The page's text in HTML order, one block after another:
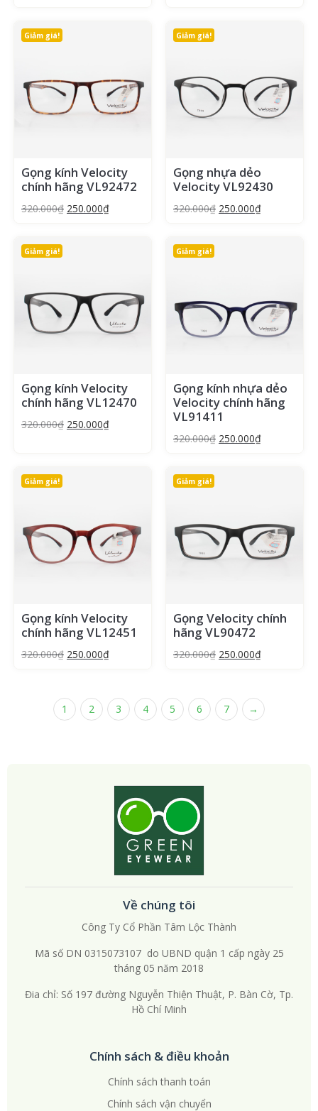
Giảm giá!
Gọng kính Velocity
chính hãng VL92472
320.000₫ 250.000₫
Giảm giá!
Gọng nhựa dẻo
Velocity VL92430
320.000₫ 250.000₫
Giảm giá!
Gọng kính Velocity
chính hãng VL12470
320.000₫ 250.000₫
Giảm giá!
Gọng kính nhựa dẻo
Velocity chính hãng
VL91411
320.000₫ 250.000₫
Giảm giá!
Gọng kính Velocity
chính hãng VL12451
320.000₫ 250.000₫
Giảm giá!
Gọng Velocity chính
hãng VL90472
320.000₫ 250.000₫
1 2 3 4 5 6 7 →
Về chúng tôi
Công Ty Cổ Phần Tâm Lộc Thành
Mã số DN 0315073107 do UBND quận 1 cấp ngày 25
tháng 05 năm 2018
Đia chỉ: Số 197 đường Nguyễn Thiện Thuật, P. Bàn Cờ, Tp.
Hồ Chí Minh
Chính sách & điều khoản
Chính sách thanh toán
Chính sách vận chuyển